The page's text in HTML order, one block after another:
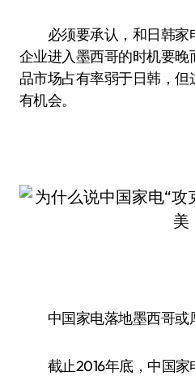
必须要承认，和日韩家
企业进入墨西哥的时机要
品市场占有率弱于日韩，
有机会。
中国家电落地墨西哥或
截止2016年底，中国家